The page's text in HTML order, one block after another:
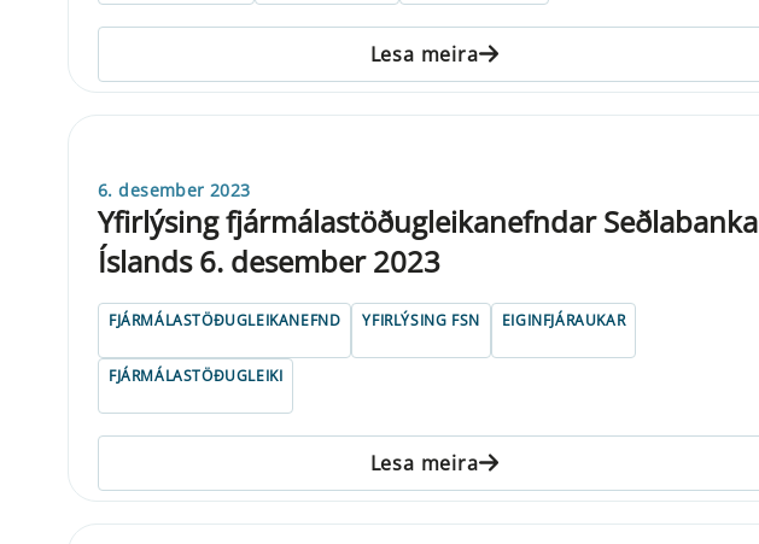
Lesa meira
6. desember 2023
Yfirlýsing fjármálastöðugleikanefndar Seðlabanka
Íslands 6. desember 2023
FJÁRMÁLASTÖÐUGLEIKANEFND YFIRLÝSING FSN EIGINFJÁRAUKAR
FJÁRMÁLASTÖÐUGLEIKI
Lesa meira